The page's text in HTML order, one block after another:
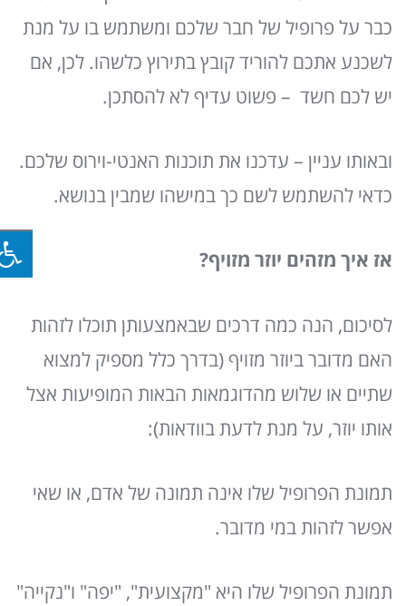
כבר על פרופיל של חבר שלכם ומשתמש בו על מנת
לשכנע אתכם להוריד קובץ בתירוץ כלשהו. לכן, אם
יש לכם חשד – פשוט עדיף לא להסתכן.
ובאותו עניין – עדכנו את תוכנות האנטי-וירוס שלכם.
כדאי להשתמש לשם כך במישהו שמבין בנושא.
אז איך מזהים יוזר מזויף?
לסיכום, הנה כמה דרכים שבאמצעותן תוכלו לזהות
האם מדובר ביוזר מזויף (בדרך כלל מספיק למצוא
שתיים או שלוש מהדוגמאות הבאות המופיעות אצל
אותו יוזר, על מנת לדעת בוודאות):
תמונת הפרופיל שלו אינה תמונה של אדם, או שאי
אפשר לזהות במי מדובר.
תמונת הפרופיל שלו היא "מקצועית", "יפה" ו"נקייה"